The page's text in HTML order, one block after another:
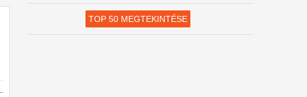
TOP 50 MEGTEKINTÉSE